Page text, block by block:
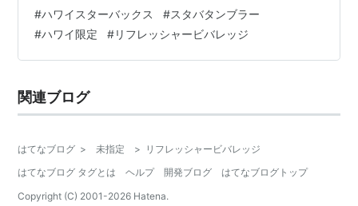
ら、どちらかというと女性ターゲット？ これはボタニカ
ルデザイン。フリップ式で開閉しやすい飲み口です。 パ
イナップルデザイン🍍 ゴールドとマゼンダピンクで運気
す。これはシンプルにHAWAIIロゴだけ。 スタバハワイコ
レクション…
#ハワイスターバックス #スタバタンブラー
#ハワイ限定 #リフレッシャービバレッジ
関連ブログ
はてなブログ > 未指定 >
リフレッシャービバレッジ
はてなブログ タグとは
ヘルプ 開発ブログ
はてなブログトップ
Copyright (C) 2001-2026 Hatena.